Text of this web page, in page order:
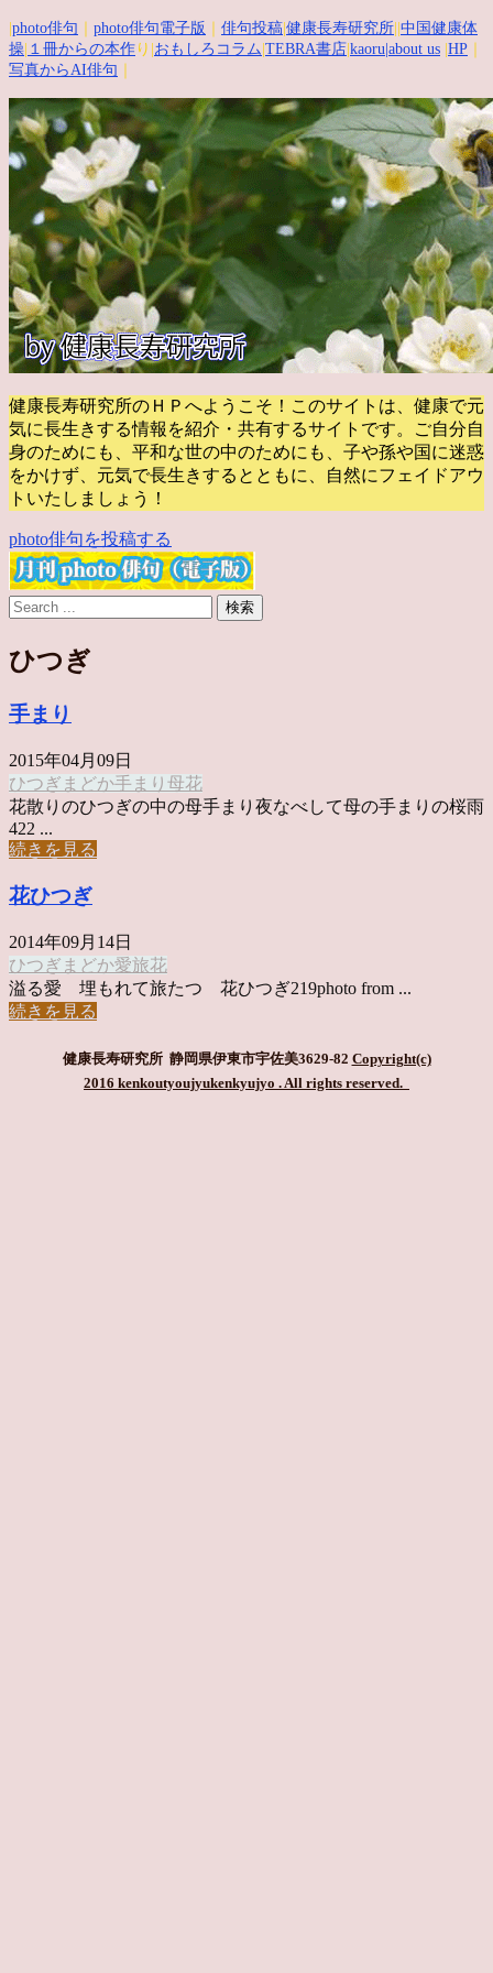
photo俳句 photo俳句電子版 俳句投稿 健康長寿研究所 中国健康体
操 １冊からの本作 り| おもしろコラム TEBRA書店 kaoru |about us HP
写真からAI俳句
健康長寿研究所のＨＰへようこそ！このサイトは、健康で元
気に長生きする情報を紹介・共有するサイトです。
ご自分自
身のためにも、平和な世の中のためにも、子や孫や国に迷惑
をかけず、元気で長生きするとともに、自然にフェイドアウ
トいたしましょう！
photo俳句を投稿する
ひつぎ
手まり
2015年04月09日
ひつぎ まどか手まり 母花
花散りのひつぎの中の母手まり夜なべして母の手まりの桜雨
422 ...
続きを見る
花ひつぎ
2014年09月14日
ひつぎ まどか愛旅花
溢る愛 埋もれて旅たつ 花ひつぎ219photo from ...
続きを見る
健康長寿研究所 静岡県伊東市宇佐美3629-82 Copyright(c)
2016 kenkoutyoujyukenkyujyo . All rights reserved.